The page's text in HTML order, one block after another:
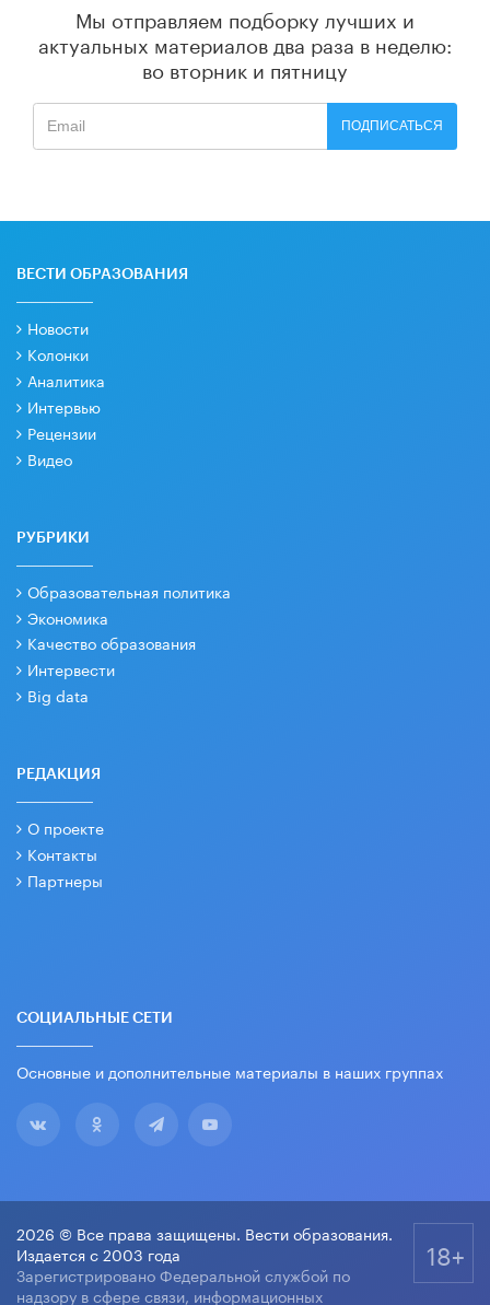
Мы отправляем подборку лучших и
актуальных материалов два раза в неделю:
во вторник и пятницу
ПОДПИСАТЬСЯ
ВЕСТИ ОБРАЗОВАНИЯ
Новости
Колонки
Аналитика
Интервью
Рецензии
Видео
РУБРИКИ
Образовательная политика
Экономика
Качество образования
Интервести
Big data
РЕДАКЦИЯ
О проекте
Контакты
Партнеры
СОЦИАЛЬНЫЕ СЕТИ
Основные и дополнительные материалы в наших группах
2026 © Все права защищены. Вести образования.
Издается с 2003 года
Зарегистрировано Федеральной службой по
надзору в сфере связи, информационных
18+